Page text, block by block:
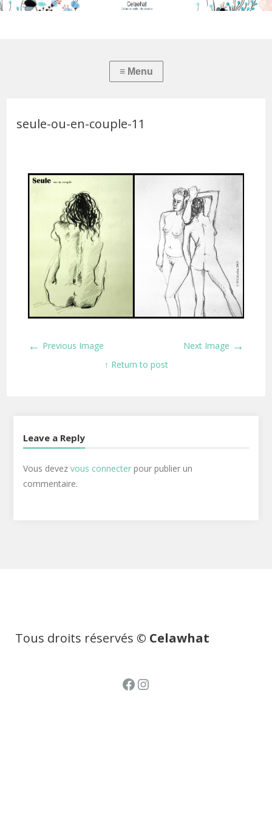
seule-ou-en-couple-11
← Previous Image Next Image →
↑ Return to post
Leave a Reply
Vous devez vous connecterpour publier un
commentaire.
Tous droits réservés © Celawhat
Facebook
Instagram